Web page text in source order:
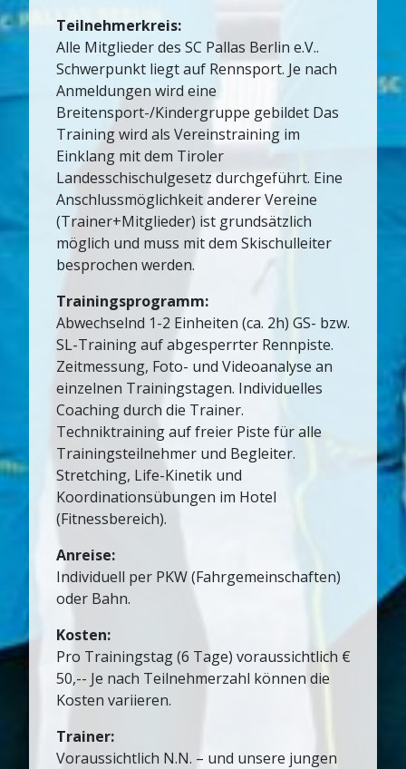
Teilnehmerkreis:
Alle Mitglieder des SC Pallas Berlin e.V..
Schwerpunkt liegt auf Rennsport. Je nach
Anmeldungen wird eine
Breitensport-/Kindergruppe gebildet Das
Training wird als Vereinstraining im
Einklang mit dem Tiroler
Landesschischulgesetz durchgeführt. Eine
Anschlussmöglichkeit anderer Vereine
(Trainer+Mitglieder) ist grundsätzlich
möglich und muss mit dem Skischulleiter
besprochen werden.
Trainingsprogramm:
Abwechselnd 1-2 Einheiten (ca. 2h) GS- bzw.
SL-Training auf abgesperrter Rennpiste.
Zeitmessung, Foto- und Videoanalyse an
einzelnen Trainingstagen. Individuelles
Coaching durch die Trainer.
Techniktraining auf freier Piste für alle
Trainingsteilnehmer und Begleiter.
Stretching, Life-Kinetik und
Koordinationsübungen im Hotel
(Fitnessbereich).
Anreise:
Individuell per PKW (Fahrgemeinschaften)
oder Bahn.
Kosten:
Pro Trainingstag (6 Tage) voraussichtlich €
50,-- Je nach Teilnehmerzahl können die
Kosten variieren.
Trainer:
Voraussichtlich N.N. – und unsere jungen